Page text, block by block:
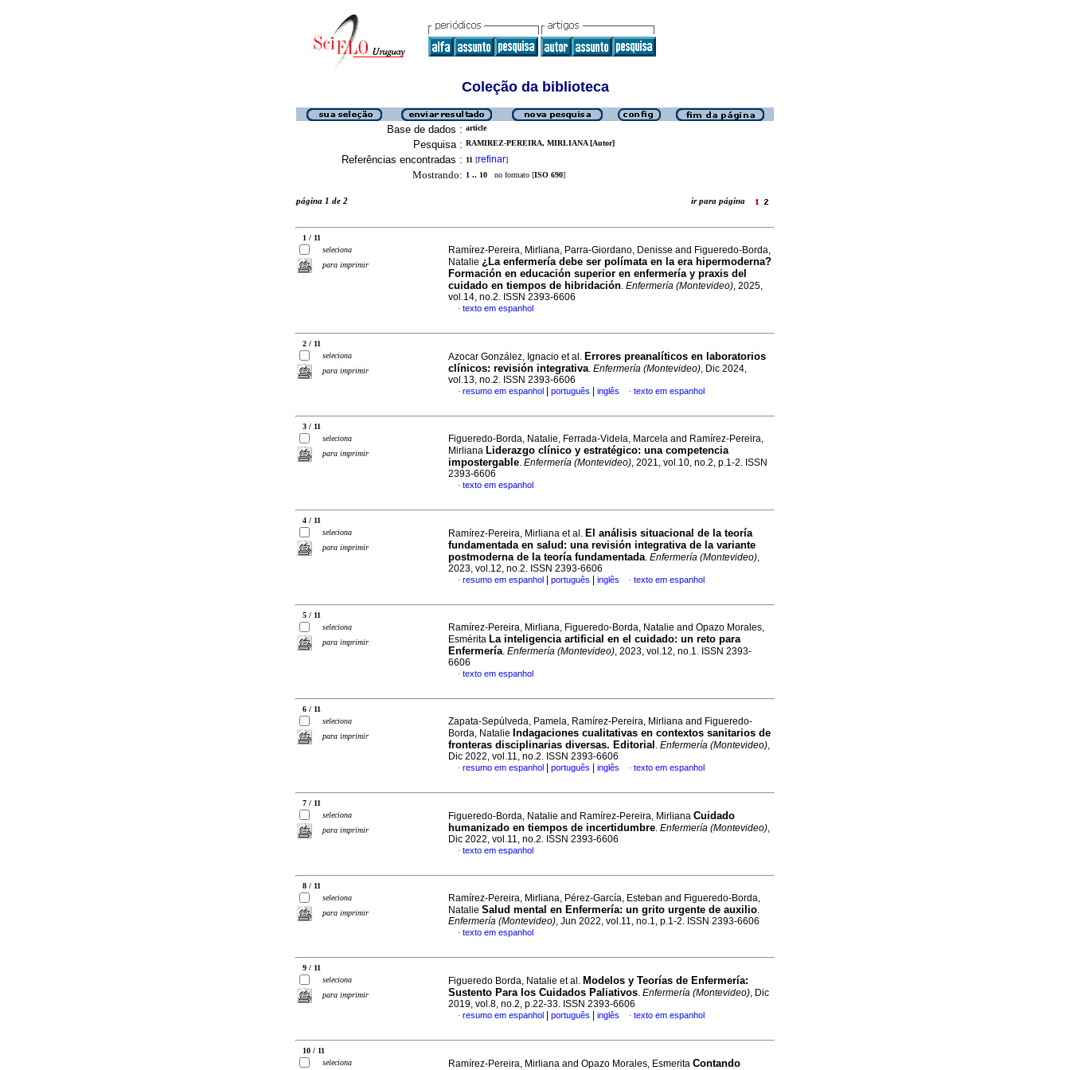
Coleção da biblioteca
Base de dados : article
Pesquisa : RAMIREZ-PEREIRA, MIRLIANA [Autor]
Referências encontradas : 11 [refinar]
Mostrando: 1 .. 10 no formato [ISO 690]
página 1 de 2 ir para página
1 / 11
seleciona
para imprimir
Ramírez-Pereira, Mirliana, Parra-Giordano, Denisse and Figueredo-Borda,
Natalie ¿La enfermería debe ser polímata en la era hipermoderna?
Formación en educación superior en enfermería y praxis del
cuidado en tiempos de hibridación. Enfermería (Montevideo), 2025,
vol.14, no.2. ISSN 2393-6606
· texto em espanhol
2 / 11
seleciona
para imprimir
Azocar González, Ignacio et al. Errores preanalíticos en laboratorios
clínicos: revisión integrativa. Enfermería (Montevideo), Dic 2024,
vol.13, no.2. ISSN 2393-6606
· resumo em espanhol português inglês · texto em espanhol
3 / 11
seleciona
para imprimir
Figueredo-Borda, Natalie, Ferrada-Videla, Marcela and Ramírez-Pereira,
Mirliana Liderazgo clínico y estratégico: una competencia
impostergable. Enfermería (Montevideo), 2021, vol.10, no.2, p.1-2. ISSN
2393-6606
· texto em espanhol
4 / 11
seleciona
para imprimir
Ramírez-Pereira, Mirliana et al. El análisis situacional de la teoría
fundamentada en salud: una revisión integrativa de la variante
postmoderna de la teoría fundamentada. Enfermería (Montevideo),
2023, vol.12, no.2. ISSN 2393-6606
· resumo em espanhol português inglês · texto em espanhol
5 / 11
seleciona
para imprimir
Ramírez-Pereira, Mirliana, Figueredo-Borda, Natalie and Opazo Morales,
Esmérita La inteligencia artificial en el cuidado: un reto para
Enfermería. Enfermería (Montevideo), 2023, vol.12, no.1. ISSN 2393-
6606
· texto em espanhol
6 / 11
seleciona
para imprimir
Zapata-Sepúlveda, Pamela, Ramírez-Pereira, Mirliana and Figueredo-
Borda, Natalie Indagaciones cualitativas en contextos sanitarios de
fronteras disciplinarias diversas. Editorial . Enfermería (Montevideo),
Dic 2022, vol.11, no.2. ISSN 2393-6606
· resumo em espanhol português inglês · texto em espanhol
7 / 11
seleciona
para imprimir
Figueredo-Borda, Natalie and Ramírez-Pereira, Mirliana Cuidado
humanizado en tiempos de incertidumbre. Enfermería (Montevideo),
Dic 2022, vol.11, no.2. ISSN 2393-6606
· texto em espanhol
8 / 11
seleciona
para imprimir
Ramírez-Pereira, Mirliana, Pérez-García, Esteban and Figueredo-Borda,
Natalie Salud mental en Enfermería: un grito urgente de auxilio.
Enfermería (Montevideo), Jun 2022, vol.11, no.1, p.1-2. ISSN 2393-6606
· texto em espanhol
9 / 11
seleciona
para imprimir
Figueredo Borda, Natalie et al. Modelos y Teorías de Enfermería:
Sustento Para los Cuidados Paliativos. Enfermería (Montevideo), Dic
2019, vol.8, no.2, p.22-33. ISSN 2393-6606
· resumo em espanhol português inglês · texto em espanhol
10 / 11
seleciona
Ramírez-Pereira, Mirliana and Opazo Morales, Esmerita Contando